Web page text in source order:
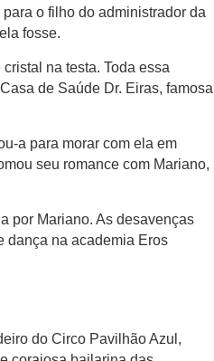
o filho do administrador da
fosse.
na testa. Toda essa
de Saúde Dr. Eiras, famosa
a para morar com ela em
seu romance com Mariano,
por Mariano. As desavenças
dança na academia Eros
do Circo Pavilhão Azul,